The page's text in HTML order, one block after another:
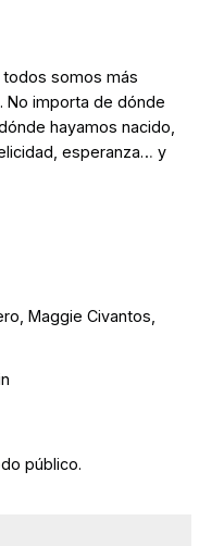
somos más
No importa de dónde
hayamos nacido,
esperanza… y
Maggie Civantos,
público.